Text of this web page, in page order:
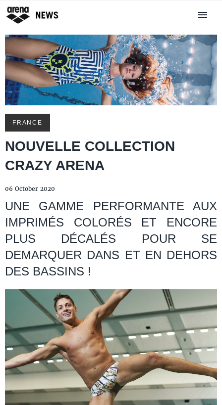
FRANCE
NOUVELLE COLLECTION
CRAZY ARENA
06 October 2020
UNE GAMME PERFORMANTE AUX
IMPRIMÉS COLORÉS ET ENCORE
PLUS DÉCALÉS POUR SE
DEMARQUER DANS ET EN DEHORS
DES BASSINS !